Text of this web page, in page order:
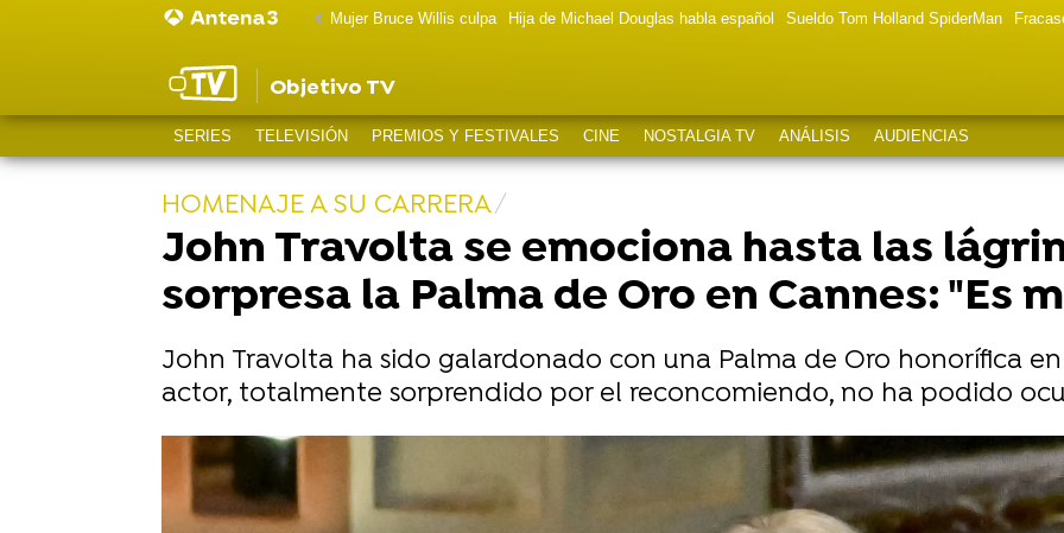
Mujer Bruce Willis culpa Hija de Michael Douglas habla español Sueldo Tom Holland SpiderMan
Objetivo TV
SERIES TELEVISIÓN PREMIOS Y FESTIVALES CINE NOSTALGIA TV ANÁLISIS AUDIENCIAS
HOMENAJE A SU CARRERA
John Travolta se emociona hasta las
sorpresa la Palma de Oro en Cannes: "Es
John Travolta ha sido galardonado con una Palma de Oro honorífica en
actor, totalmente sorprendido por el reconcomiendo, no ha podido
Olivia Newton-John y John Travolta habrían sido pareja de no ser por este motivo: